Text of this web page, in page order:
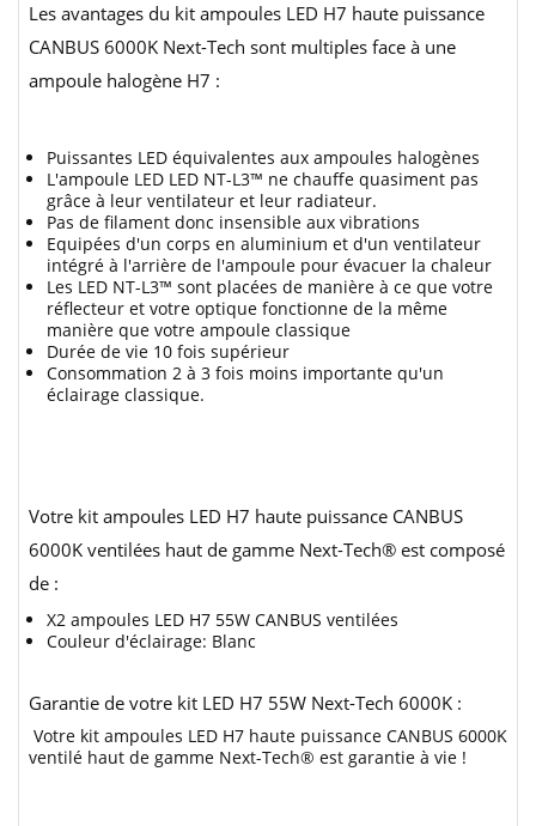
Les avantages du kit ampoules LED H7 haute puissance
CANBUS 6000K Next-Tech sont multiples face à une
ampoule halogène H7 :
Puissantes LED équivalentes aux ampoules halogènes
L'ampoule LED LED NT-L3™ ne chauffe quasiment pas
grâce à leur ventilateur et leur radiateur.
Pas de filament donc insensible aux vibrations
Equipées d'un corps en aluminium et d'un ventilateur
intégré à l'arrière de l'ampoule pour évacuer la chaleur
Les LED NT-L3™ sont placées de manière à ce que votre
réflecteur et votre optique fonctionne de la même
manière que votre ampoule classique
Durée de vie 10 fois supérieur
Consommation 2 à 3 fois moins importante qu'un
éclairage classique.
Votre kit ampoules LED H7 haute puissance CANBUS
6000K ventilées haut de gamme Next-Tech® est composé
de :
X2 ampoules LED H7 55W CANBUS ventilées
Couleur d'éclairage: Blanc
Garantie de votre kit LED H7 55W Next-Tech 6000K :
Votre kit ampoules LED H7 haute puissance CANBUS 6000K
ventilé haut de gamme Next-Tech® est garantie à vie !